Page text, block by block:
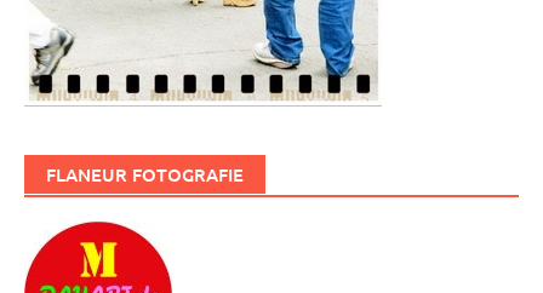
FLANEUR FOTOGRAFIE